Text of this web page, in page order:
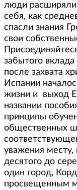
люди расширяли
себя, как
спасли знания
свои
забытого
после захвата
Испании
жизни и выход
названии
принципы
общественных
уважения
десятого до
один город,
просвещенным